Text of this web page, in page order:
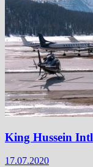
King Hussein Intl
17.07.2020